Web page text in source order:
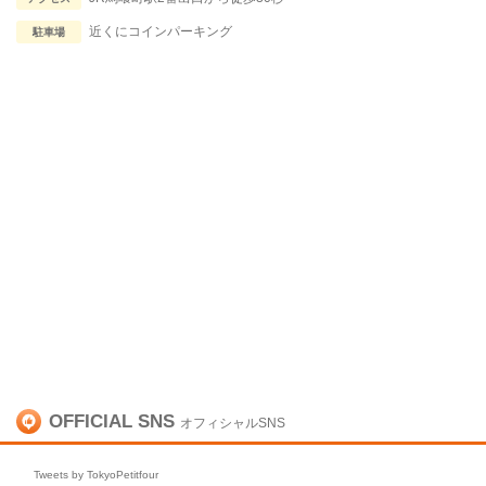
駐車場 近くにコインパーキング
OFFICIAL SNS オフィシャルSNS
Tweets by TokyoPetitfour